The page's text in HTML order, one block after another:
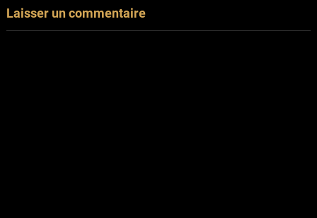
Laisser un commentaire